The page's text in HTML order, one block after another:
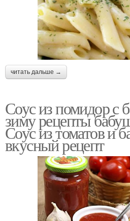
читать дальше →
Соус из помидор с
зиму рецепты
Соус из томатов и
вкусный рецепт